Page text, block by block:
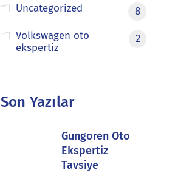
Uncategorized
8
Volkswagen oto
ekspertiz
2
Son Yazılar
Güngören Oto
Ekspertiz
Tavsiye